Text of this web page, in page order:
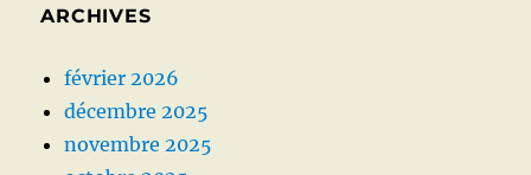
ARCHIVES
février 2026
décembre 2025
novembre 2025